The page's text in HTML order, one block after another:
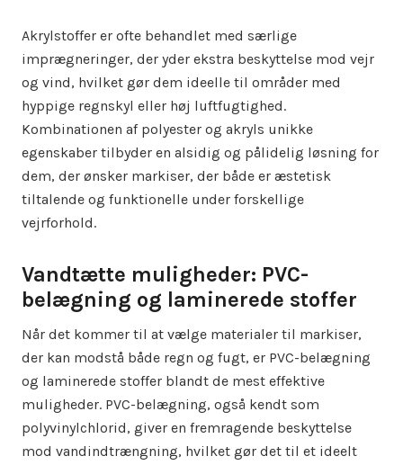
Akrylstoffer er ofte behandlet med særlige
imprægneringer, der yder ekstra beskyttelse mod vejr
og vind, hvilket gør dem ideelle til områder med
hyppige regnskyl eller høj luftfugtighed.
Kombinationen af polyester og akryls unikke
egenskaber tilbyder en alsidig og pålidelig løsning for
dem, der ønsker markiser, der både er æstetisk
tiltalende og funktionelle under forskellige
vejrforhold.
Vandtætte muligheder: PVC-
belægning og laminerede stoffer
Når det kommer til at vælge materialer til markiser,
der kan modstå både regn og fugt, er PVC-belægning
og laminerede stoffer blandt de mest effektive
muligheder. PVC-belægning, også kendt som
polyvinylchlorid, giver en fremragende beskyttelse
mod vandindtrængning, hvilket gør det til et ideelt